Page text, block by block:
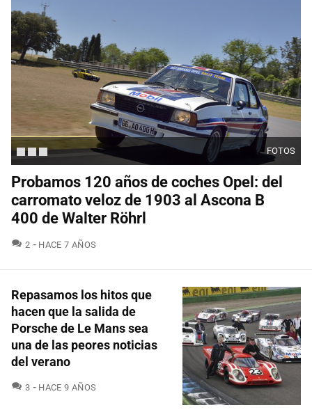
FOTOS
Probamos 120 años de coches Opel: del
carromato veloz de 1903 al Ascona B
400 de Walter Röhrl
2 COMENTARIOS
HACE 7 AÑOS
Repasamos los hitos que
hacen que la salida de
Porsche de Le Mans sea
una de las peores noticias
del verano
3 COMENTARIOS
HACE 9 AÑOS